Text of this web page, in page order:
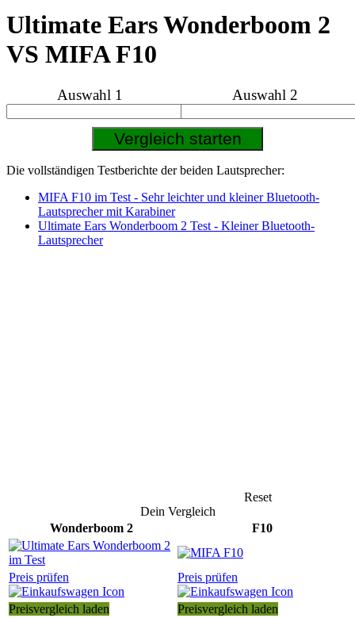
Ultimate Ears Wonderboom 2
VS MIFA F10
Auswahl 1 Auswahl 2
Die vollständigen Testberichte der beiden Lautsprecher:
MIFA F10 im Test - Sehr leichter und kleiner Bluetooth-
Lautsprecher mit Karabiner
Ultimate Ears Wonderboom 2 Test - Kleiner Bluetooth-
Lautsprecher
Reset
Dein Vergleich
Wonderboom 2
F10
Preis prüfen Preis prüfen
Preisvergleich laden
Preisvergleich laden